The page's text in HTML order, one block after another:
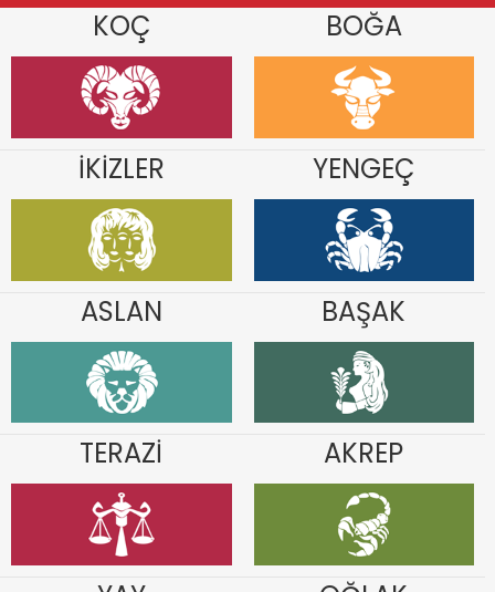
KOÇ BOĞA
İKİZLER YENGEÇ
ASLAN BAŞAK
TERAZİ AKREP